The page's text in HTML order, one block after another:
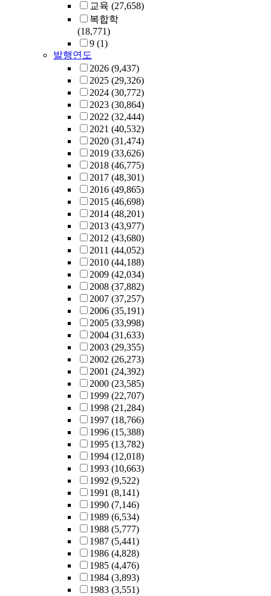
교육 (27,658)
복합학
(18,771)
9 (1)
발행연도
2026 (9,437)
2025 (29,326)
2024 (30,772)
2023 (30,864)
2022 (32,444)
2021 (40,532)
2020 (31,474)
2019 (33,626)
2018 (46,775)
2017 (48,301)
2016 (49,865)
2015 (46,698)
2014 (48,201)
2013 (43,977)
2012 (43,680)
2011 (44,052)
2010 (44,188)
2009 (42,034)
2008 (37,882)
2007 (37,257)
2006 (35,191)
2005 (33,998)
2004 (31,633)
2003 (29,355)
2002 (26,273)
2001 (24,392)
2000 (23,585)
1999 (22,707)
1998 (21,284)
1997 (18,766)
1996 (15,388)
1995 (13,782)
1994 (12,018)
1993 (10,663)
1992 (9,522)
1991 (8,141)
1990 (7,146)
1989 (6,534)
1988 (5,777)
1987 (5,441)
1986 (4,828)
1985 (4,476)
1984 (3,893)
1983 (3,551)